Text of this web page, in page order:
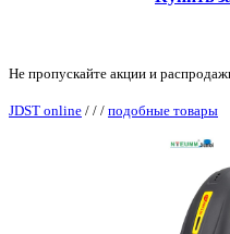
Не пропускайте акции и
JDST online / / / подобные товары